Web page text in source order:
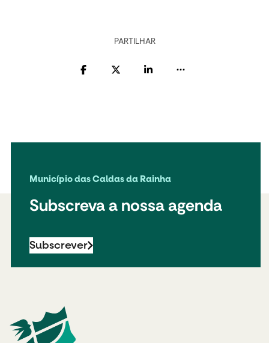
PARTILHAR
Município das Caldas da Rainha
Subscreva a nossa agenda
Subscrever